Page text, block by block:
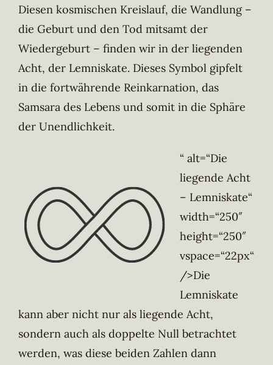
Diesen kosmischen Kreislauf, die Wandlung –
die Geburt und den Tod mitsamt der
Wiedergeburt – finden wir in der liegenden
Acht, der Lemniskate. Dieses Symbol gipfelt
in die fortwährende Reinkarnation, das
Samsara des Lebens und somit in die Sphäre
der Unendlichkeit.
“ alt=“Die
liegende Acht
– Lemniskate“
width=“250″
height=“250″
vspace=“22px“
/>Die
Lemniskate
kann aber nicht nur als liegende Acht,
sondern auch als doppelte Null betrachtet
werden, was diese beiden Zahlen dann